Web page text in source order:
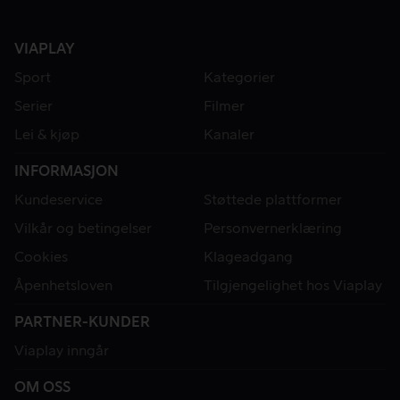
VIAPLAY
Sport
Kategorier
Serier
Filmer
Lei & kjøp
Kanaler
INFORMASJON
Kundeservice
Støttede plattformer
Vilkår og betingelser
Personvernerklæring
Cookies
Klageadgang
Åpenhetsloven
Tilgjengelighet hos Viaplay
PARTNER-KUNDER
Viaplay inngår
OM OSS